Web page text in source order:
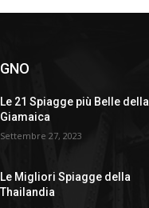
Le 21 Spiagge più Belle della
Giamaica
Settembre 27, 2023
Le Migliori Spiagge della
Thailandia